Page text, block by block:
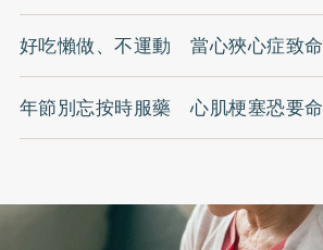
好吃懶做、不運動 當心狹心症致命
年節別忘按時服藥 心肌梗塞恐要命